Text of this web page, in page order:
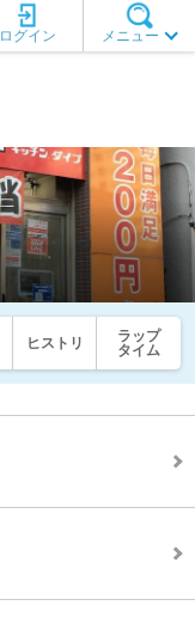
メニュー
ログイン
ヒストリ
ラップ
タイム